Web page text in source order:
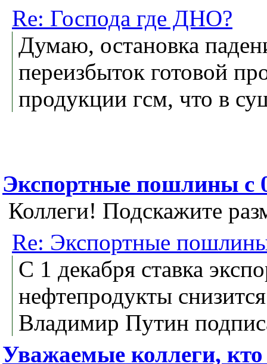
Re: Господа где ДНО?
Думаю, остановка
переизбыток готовой
продукции гсм, что в
Экспортные пошлины с
Коллеги! Подскажите
Re: Экспортные
С 1 декабря ставка
нефтепродукты
Владимир Путин
Уважаемые коллеги,